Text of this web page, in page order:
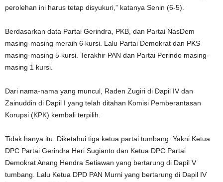
perolehan ini harus tetap disyukuri,” katanya Senin (6-5).
Berdasarkan data Partai Gerindra, PKB, dan Partai NasDem
masing-masing meraih 6 kursi. Lalu Partai Demokrat dan PKS
masing-masing 5 kursi. Terakhir PAN dan Partai Perindo masing-
masing 1 kursi.
Dari nama-nama yang muncul, Raden Zugiri di Dapil IV dan
Zainuddin di Dapil I yang telah ditahan Komisi Pemberantasan
Korupsi (KPK) kembali terpilih.
Tidak hanya itu. Diketahui tiga ketua partai tumbang. Yakni Ketua
DPC Partai Gerindra Heri Sugianto dan Ketua DPC Partai
Demokrat Anang Hendra Setiawan yang bertarung di Dapil V
tumbang. Lalu Ketua DPD PAN Murni yang bertarung di Dapil IV